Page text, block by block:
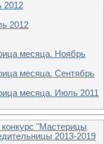
2012
2012
месяца. Ноябрь
месяца. Сентябрь
месяца. Июль 2011
"Мастерицы
2013-2019